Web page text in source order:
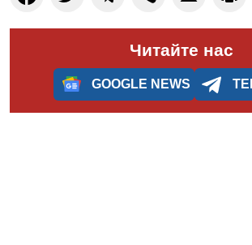
Читайте нас
GOOGLE NEWS